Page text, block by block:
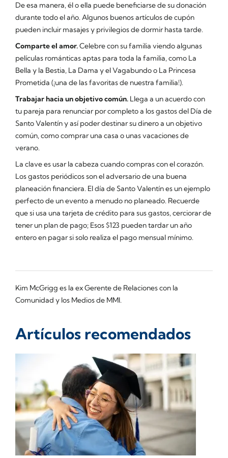
De esa manera, él o ella puede beneficiarse de su donación
durante todo el año. Algunos buenos artículos de cupón
pueden incluir masajes y privilegios de dormir hasta tarde.
Comparte el amor.Celebre con su familia viendo algunas
películas románticas aptas para toda la familia, como La
Bella y la Bestia, La Dama y el Vagabundo o La Princesa
Prometida (¡una de las favoritas de nuestra familia!).
Trabajar hacia un objetivo común. Llega a un acuerdo con
tu pareja para renunciar por completo a los gastos del Día de
Santo Valentín y así poder destinar su dinero a un objetivo
común, como comprar una casa o unas vacaciones de
verano.
La clave es usar la cabeza cuando compras con el corazón.
Los gastos periódicos son el adversario de una buena
planeación financiera. El día de Santo Valentín es un ejemplo
perfecto de un evento a menudo no planeado. Recuerde
que si usa una tarjeta de crédito para sus gastos, cerciorar de
tener un plan de pago; Esos $123 pueden tardar un año
entero en pagar si solo realiza el pago mensual mínimo.
Kim McGrigg es la ex Gerente de Relaciones con la
Comunidad y los Medios de MMI.
Artículos recomendados